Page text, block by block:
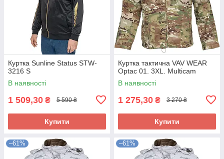
Куртка Sunline Status STW-
3216 S
В наявності
1 509,30 ₴ 5 590 ₴
Купити
Куртка тактична VAV WEAR
Optac 01. 3XL. Multicam
В наявності
1 275,30 ₴ 3 270 ₴
Купити
–61% –61%